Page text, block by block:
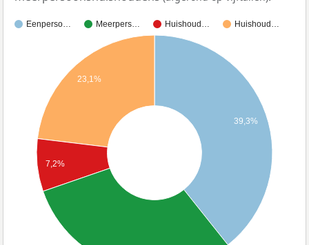
Eenperso… Meerpers… Huishoud… Huishoud…
39,3%
23,1%
7,2%